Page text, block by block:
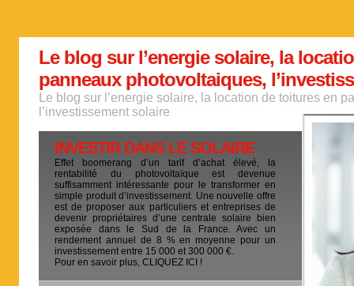
Le blog sur l’energie solaire, la
panneaux photovoltaiques,
Le blog sur l’energie solaire, la location de toitures en
l’investissement solaire
INVESTIR DANS LE SOLAIRE
Effet boomerang d’un tarif d’achat élevé, la
rentabilité du photovoltaïque est devenue
suffisamment intéressante pour le transformer en
simple produit d’investissement. Une nouvelle offre
est de proposer aux particuliers et entreprises de
devenir propriétaires d’une centrale solaire bien
exposée dans le Sud de la France. Avec un
rendement annuel de 8 % en moyenne pour un
investissement entre 15 000 et 300 000 €.
Pour en savoir plus, CLIQUEZ ICI !